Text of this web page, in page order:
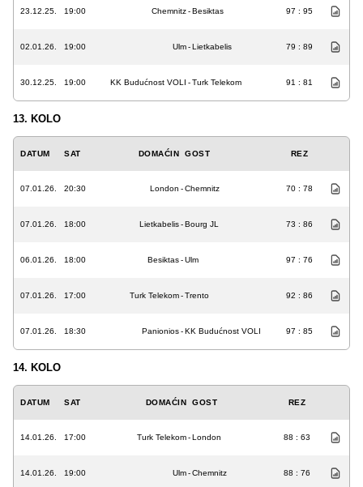
23.12.25. 19:00 Chemnitz-Besiktas 97 : 95
02.01.26. 19:00 Ulm-Lietkabelis 79 : 89
30.12.25. 19:00 KK Budućnost VOLI -Turk Telekom 91 : 81
13. KOLO
DATUM SAT DOMAĆIN GOST REZ
07.01.26. 20:30 London -Chemnitz 70 : 78
07.01.26. 18:00 Lietkabelis-Bourg JL 73 : 86
06.01.26. 18:00 Besiktas-Ulm 97 : 76
07.01.26. 17:00 Turk Telekom-Trento 92 : 86
07.01.26. 18:30 Panionios-KK Budućnost VOLI 97 : 85
14. KOLO
DATUM SAT DOMAĆIN GOST REZ
14.01.26. 17:00 Turk Telekom-London 88 : 63
14.01.26. 19:00 Ulm-Chemnitz 88 : 76